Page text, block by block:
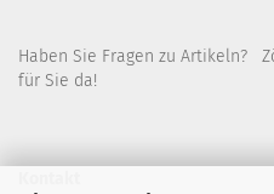
Haben Sie Fragen zu Artikeln?
für Sie da!